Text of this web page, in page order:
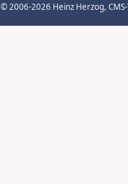
© 2006-2026 Heinz Herzog,